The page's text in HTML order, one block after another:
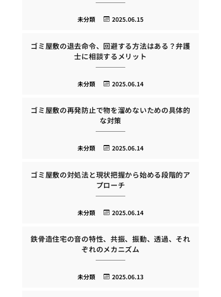
2025.06.15
未分類
ゴミ屋敷の退去命令、回避する方法はある？弁護
士に相談するメリット
2025.06.14
未分類
ゴミ屋敷の再発防止で物を溜めないための具体的
な対策
2025.06.14
未分類
ゴミ屋敷の対処法と現状把握から始める段階的ア
プローチ
2025.06.14
未分類
鉄骨造住宅の音の特性、共振、振動、透過、それ
ぞれのメカニズム
2025.06.13
未分類